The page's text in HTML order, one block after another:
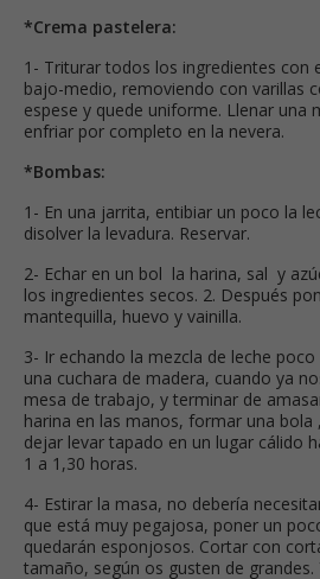
*Crema pastelera:
1- Triturar todos los ingredientes con
bajo-medio, removiendo con varillas
espese y quede uniforme. Llenar una
enfriar por completo en la nevera.
*Bombas:
1- En una jarrita, entibiar un poco la
disolver la levadura. Reservar.
2- Echar en un bol la harina, sal y
los ingredientes secos. 2. Después
mantequilla, huevo y vainilla.
3- Ir echando la mezcla de leche
una cuchara de madera, cuando ya
mesa de trabajo, y terminar de
harina en las manos, formar una
dejar levar tapado en un lugar cálido
1 a 1,30 horas.
4- Estirar la masa, no debería
que está muy pegajosa, poner un
quedarán esponjosos. Cortar con
tamaño, según os gusten de